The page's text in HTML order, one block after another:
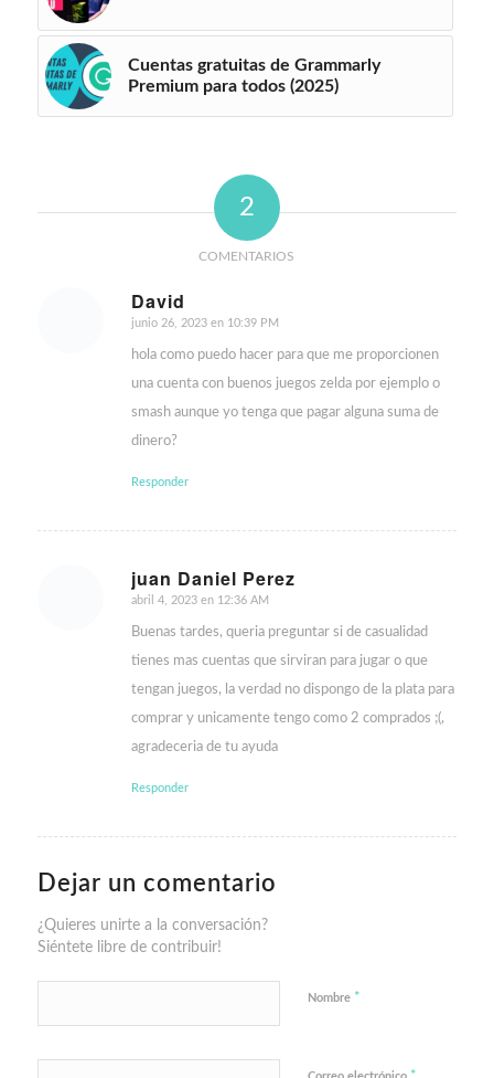
Cuentas gratuitas de Grammarly
Premium para todos (2025)
2
COMENTARIOS
David
Dice:
junio 26, 2023 en 10:39 PM
hola como puedo hacer para que me proporcionen
una cuenta con buenos juegos zelda por ejemplo o
smash aunque yo tenga que pagar alguna suma de
dinero?
Responder
juan Daniel Perez
Dice:
abril 4, 2023 en 12:36 AM
Buenas tardes, queria preguntar si de casualidad
tienes mas cuentas que sirviran para jugar o que
tengan juegos, la verdad no dispongo de la plata para
comprar y unicamente tengo como 2 comprados ;(,
agradeceria de tu ayuda
Responder
Dejar un comentario
¿Quieres unirte a la conversación?
Siéntete libre de contribuir!
Nombre *